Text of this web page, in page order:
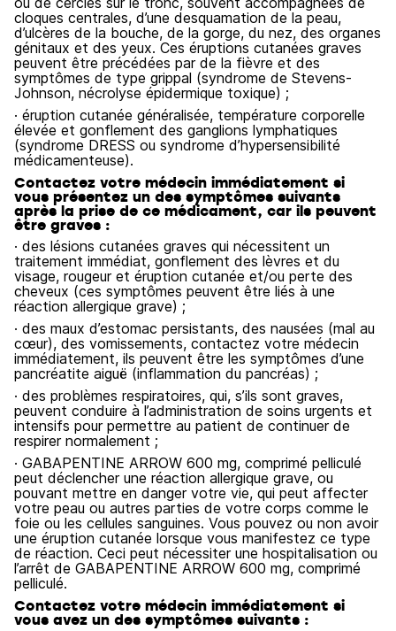
cloques centrales, d’une desquamation de la peau,
d’ulcères de la bouche, de la gorge, du nez, des organes
génitaux et des yeux. Ces éruptions cutanées graves
peuvent être précédées par de la fièvre et des
symptômes de type grippal (syndrome de Stevens-
Johnson, nécrolyse épidermique toxique) ;
· éruption cutanée généralisée, température corporelle
élevée et gonflement des ganglions lymphatiques
(syndrome DRESS ou syndrome d’hypersensibilité
médicamenteuse).
Contactez votre médecin immédiatement si
vous présentez un des symptômes suivants
après la prise de ce médicament, car ils peuvent
être graves :
· des lésions cutanées graves qui nécessitent un
traitement immédiat, gonflement des lèvres et du
visage, rougeur et éruption cutanée et/ou perte des
cheveux (ces symptômes peuvent être liés à une
réaction allergique grave) ;
· des maux d’estomac persistants, des nausées (mal au
cœur), des vomissements, contactez votre médecin
immédiatement, ils peuvent être les symptômes d’une
pancréatite aiguë (inflammation du pancréas) ;
· des problèmes respiratoires, qui, s’ils sont graves,
peuvent conduire à l’administration de soins urgents et
intensifs pour permettre au patient de continuer de
respirer normalement ;
· GABAPENTINE ARROW 600 mg, comprimé pelliculé
peut déclencher une réaction allergique grave, ou
pouvant mettre en danger votre vie, qui peut affecter
votre peau ou autres parties de votre corps comme le
foie ou les cellules sanguines. Vous pouvez ou non avoir
une éruption cutanée lorsque vous manifestez ce type
de réaction. Ceci peut nécessiter une hospitalisation ou
l’arrêt de GABAPENTINE ARROW 600 mg, comprimé
pelliculé.
Contactez votre médecin immédiatement si
vous avez un des symptômes suivants :